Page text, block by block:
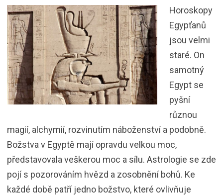
Horoskopy
Egypťanů
jsou velmi
staré. On
samotný
Egypt se
pyšní
různou
magií, alchymií, rozvinutím náboženství a podobně.
Božstva v Egyptě mají opravdu velkou moc,
představovala veškerou moc a sílu. Astrologie se zde
pojí s pozorováním hvězd a zosobnění bohů. Ke
každé době patří jedno božstvo, které ovlivňuje